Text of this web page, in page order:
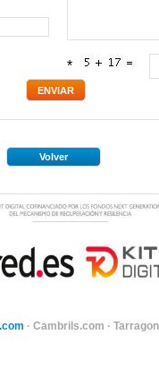
*
Volver
· Cambrils.com ·